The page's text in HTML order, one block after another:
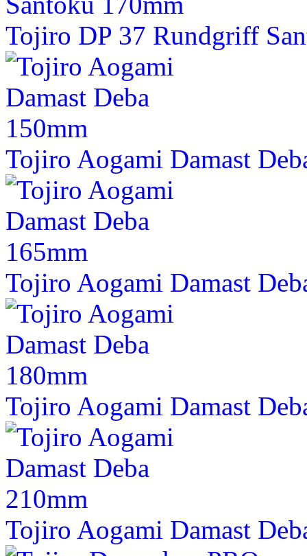
Tojiro DP 37 Rundgriff
Tojiro Aogami Damast
Tojiro Aogami Damast
Tojiro Aogami Damast
Tojiro Aogami Damast